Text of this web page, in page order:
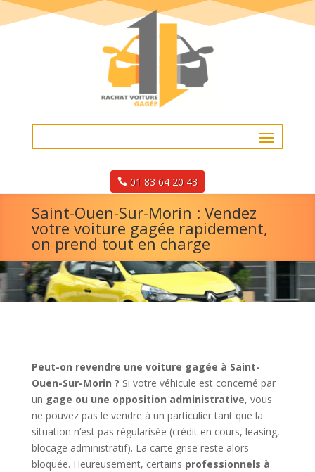
01 83 64 20 43
Saint-Ouen-Sur-Morin : Vendez
votre voiture gagée rapidement,
on prend tout en charge
Peut-on revendre une voiture gagée à Saint-
Ouen-Sur-Morin ? Si votre véhicule est concerné par
un gage ou une opposition administrative, vous
ne pouvez pas le vendre à un particulier tant que la
situation n’est pas régularisée (crédit en cours, leasing,
blocage administratif). La carte grise reste alors
bloquée. Heureusement, certains professionnels à